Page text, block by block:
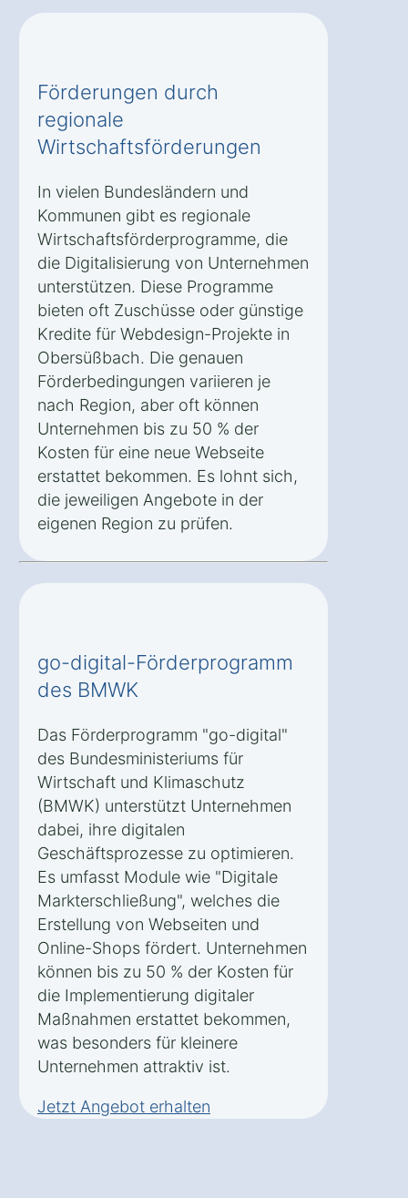
Förderungen durch
regionale
Wirtschaftsförderungen
In vielen Bundesländern und
Kommunen gibt es regionale
Wirtschaftsförderprogramme, die
die Digitalisierung von Unternehmen
unterstützen. Diese Programme
bieten oft Zuschüsse oder günstige
Kredite für Webdesign-Projekte in
Obersüßbach. Die genauen
Förderbedingungen variieren je
nach Region, aber oft können
Unternehmen bis zu 50 % der
Kosten für eine neue Webseite
erstattet bekommen. Es lohnt sich,
die jeweiligen Angebote in der
eigenen Region zu prüfen.
go-digital-Förderprogramm
des BMWK
Das Förderprogramm "go-digital"
des Bundesministeriums für
Wirtschaft und Klimaschutz
(BMWK) unterstützt Unternehmen
dabei, ihre digitalen
Geschäftsprozesse zu optimieren.
Es umfasst Module wie "Digitale
Markterschließung", welches die
Erstellung von Webseiten und
Online-Shops fördert. Unternehmen
können bis zu 50 % der Kosten für
die Implementierung digitaler
Maßnahmen erstattet bekommen,
was besonders für kleinere
Unternehmen attraktiv ist.
Jetzt Angebot erhalten